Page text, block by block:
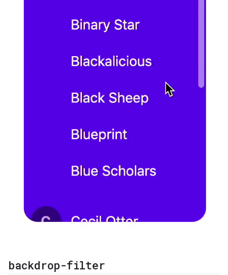
backdrop-filter